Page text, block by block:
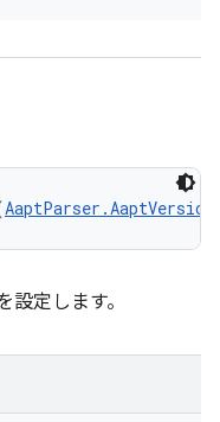
AaptParser.AaptVersion
定します。